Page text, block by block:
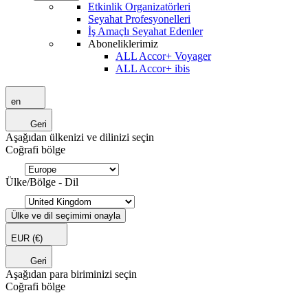
Etkinlik Organizatörleri
Seyahat Profesyonelleri
İş Amaçlı Seyahat Edenler
Aboneliklerimiz
ALL Accor+ Voyager
ALL Accor+ ibis
en
Geri
Aşağıdan ülkenizi ve dilinizi seçin
Coğrafi bölge
Ülke/Bölge - Dil
Ülke ve dil seçimimi onayla
EUR (€)
Geri
Aşağıdan para biriminizi seçin
Coğrafi bölge